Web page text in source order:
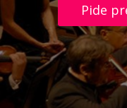
Pide